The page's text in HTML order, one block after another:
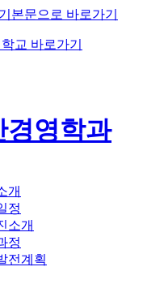
본문으로 바로가기
교 바로가기
경영학과
개
정
소개
정
전계획